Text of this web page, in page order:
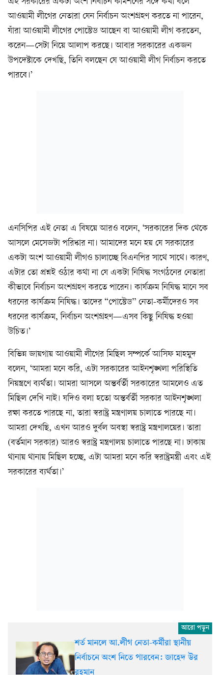
আওয়ামী লীগের নেতারা যেন নির্বাচন অংশগ্রহণ করতে না পারেন,
যাঁরা আওয়ামী লীগের পোস্টেড আছেন বা আওয়ামী লীগ করতেন,
করেন—সেটা নিয়ে আলাপ করছে। আবার সরকারের একজন
উপদেষ্টাকে দেখছি, তিনি বলছেন যে আওয়ামী লীগ নির্বাচন করতে
পারবে।’
এনসিপির এই নেতা এ বিষয়ে আরও বলেন, ‘সরকারের দিক থেকে
আসলে মেসেজটা পরিষ্কার না। আমাদের মনে হয় যে সরকারের
একটা অংশ আওয়ামী লীগও চালাচ্ছে বিএনপির সাথে সাথে। কারণ,
এটার তো প্রশ্নই ওঠার কথা না যে একটা নিষিদ্ধ সংগঠনের নেতারা
কীভাবে নির্বাচন অংশগ্রহণ করতে পারেন। কার্যক্রম নিষিদ্ধ মানে সব
ধরনের কার্যক্রম নিষিদ্ধ। তাদের “পোস্টেড” নেতা-কর্মীদেরও সব
ধরনের কার্যক্রম, নির্বাচন অংশগ্রহণ—এসব কিছু নিষিদ্ধ হওয়া
উচিত।’
বিভিন্ন জায়গায় আওয়ামী লীগের মিছিল সম্পর্কে আসিফ মাহমুদ
বলেন, ‘আমরা মনে করি, এটা সরকারের আইনশৃঙ্খলা পরিস্থিতি
নিয়ন্ত্রণে ব্যর্থতা। আমরা আসলে অন্তর্বর্তী সরকারের আমলেও এত
মিছিল দেখি নাই। যদিও বলা হতো অন্তর্বর্তী সরকার আইনশৃঙ্খলা
রক্ষা করতে পারছে না, তারা স্বরাষ্ট্র মন্ত্রণালয় চালাতে পারছে না।
আমরা দেখছি, এখন আরও দুর্বল অবস্থা স্বরাষ্ট্র মন্ত্রণালয়ের। তারা
(বর্তমান সরকার) আরও স্বরাষ্ট্র মন্ত্রণালয় চালাতে পারছে না। ঢাকায়
থানায় থানায় মিছিল হচ্ছে, এটা আমরা মনে করি স্বরাষ্ট্রমন্ত্রী এবং এই
সরকারের ব্যর্থতা।’
শর্ত মানলে আ.লীগ নেতা-কর্মীরা স্থানীয়
নির্বাচনে অংশ নিতে পারবেন: জাহেদ উর
রহমান